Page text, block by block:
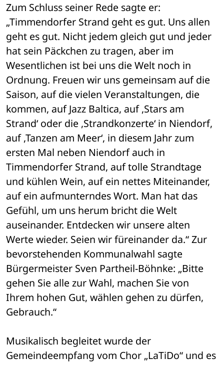
Zum Schluss seiner Rede sagte er:
„Timmendorfer Strand geht es gut. Uns allen
geht es gut. Nicht jedem gleich gut und jeder
hat sein Päckchen zu tragen, aber im
Wesentlichen ist bei uns die Welt noch in
Ordnung. Freuen wir uns gemeinsam auf die
Saison, auf die vielen Veranstaltungen, die
kommen, auf Jazz Baltica, auf ,Stars am
Strand‘ oder die ,Strandkonzerte‘ in Niendorf,
auf ,Tanzen am Meer‘, in diesem Jahr zum
ersten Mal neben Niendorf auch in
Timmendorfer Strand, auf tolle Strandtage
und kühlen Wein, auf ein nettes Miteinander,
auf ein aufmunterndes Wort. Man hat das
Gefühl, um uns herum bricht die Welt
auseinander. Entdecken wir unsere alten
Werte wieder. Seien wir füreinander da.“ Zur
bevorstehenden Kommunalwahl sagte
Bürgermeister Sven Partheil-Böhnke: „Bitte
gehen Sie alle zur Wahl, machen Sie von
Ihrem hohen Gut, wählen gehen zu dürfen,
Gebrauch.“
Musikalisch begleitet wurde der
Gemeindeempfang vom Chor „LaTiDo“ und es